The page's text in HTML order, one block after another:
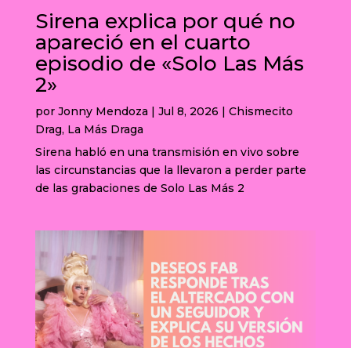
Sirena explica por qué no
apareció en el cuarto
episodio de «Solo Las Más
2»
por Jonny Mendoza Jul 8, 2026
Chismecito
Drag, La Más Draga
Sirena habló en una transmisión en vivo sobre
las circunstancias que la llevaron a perder parte
de las grabaciones de Solo Las Más 2